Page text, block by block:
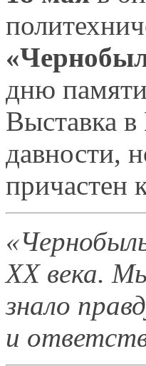
дню памяти
Выставка в
давности,
причастен
XX века.
знало
и